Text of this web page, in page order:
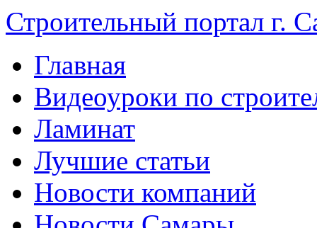
Строительный портал г.
Главная
Видеоуроки по
Ламинат
Лучшие статьи
Новости компаний